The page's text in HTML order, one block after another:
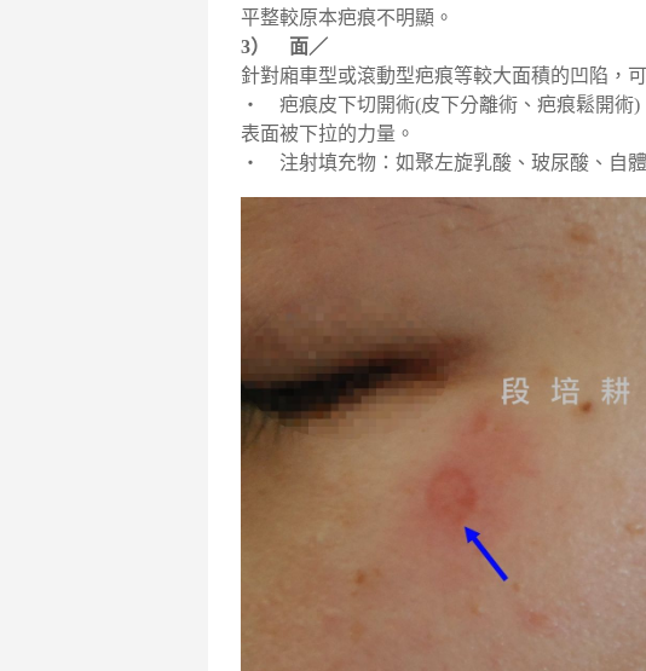
平整較原本疤痕不明顯。
3） 面／
針對廂車型或滾動型疤痕等較大面積的凹陷，
‧ 疤痕皮下切開術(皮下分離術、疤痕鬆開術)
表面被下拉的力量。
‧ 注射填充物：如聚左旋乳酸、玻尿酸、自